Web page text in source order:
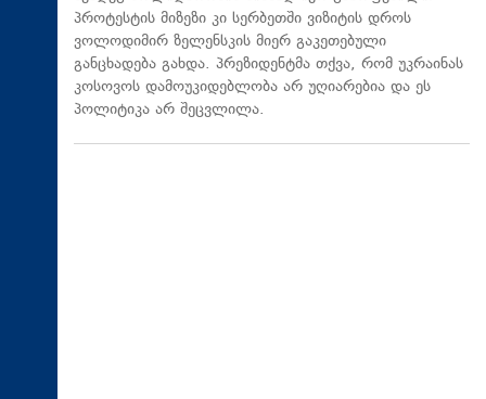
პროტესტის მიზეზი კი სერბეთში ვიზიტის დროს
ვოლოდიმირ ზელენსკის მიერ გაკეთებული
განცხადება გახდა. პრეზიდენტმა თქვა, რომ უკრაინას
კოსოვოს დამოუკიდებლობა არ უღიარებია და ეს
პოლიტიკა არ შეცვლილა.